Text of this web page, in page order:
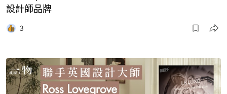
設計師品牌
3